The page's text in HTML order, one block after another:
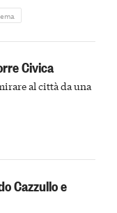
Civica
al città da una
Cazzullo e